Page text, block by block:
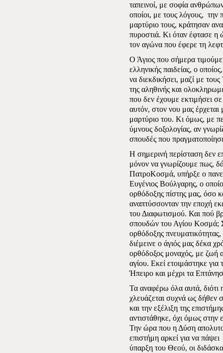
ταπεινοί, με σοφία
οποίοι, με τους λόγους, την
μαρτύριο τους, κράτησαν
πυροστιά. Κι όταν έφτασε η
τον αγώνα που έφερε τη
Ο Άγιος που σήμερα
ελληνικής παιδείας, ο
να διεκδικήσει, μαζί με
της αληθινής και
που δεν έχουμε εκτιμήσει
αυτόν, στον νου μας
μαρτύριο του. Κι όμως, με
ύμνους δοξολογίας, αν
σπουδές που
Η σημερινή περίσταση δεν
μόνον να γνωρίζουμε πως,
ΠατροΚοσμά, υπήρξε ο
Ευγένιος Βούλγαρης, ο
ορθόδοξης πίστης μας, όσο
αναπτύσσονταν την εποχή
του Διαφωτισμού. Και πού
σπουδών του Αγίου Κοσμά;
ορθόδοξης
διέμεινε ο άγιός μας δέκα
ορθόδοξος μοναχός, με ζωή
αγίου. Εκεί ετοιμάστηκε για
Ήπειρο και μέχρι τα
Τα αναφέρω όλα αυτά, διότι
χλευάζεται συχνά ως δήθεν
και την εξέλιξη της
αντιστάθηκε, όχι όμως
Την ώρα που η Δύση
επιστήμη αρκεί για να πάψει
ύπαρξη του Θεού, οι